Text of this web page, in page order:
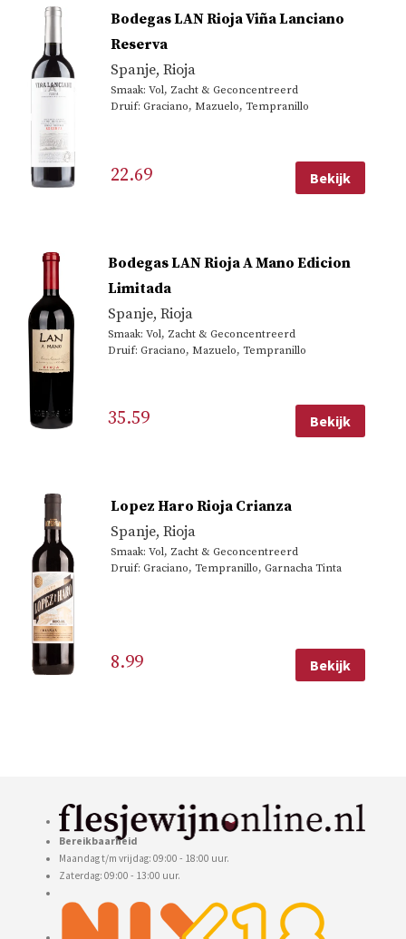
populariteit
Bodegas LAN Rioja Viña Lanciano
Reserva
Spanje, Rioja
Smaak: Vol, Zacht & Geconcentreerd
Druif: Graciano, Mazuelo, Tempranillo
22.69 Bekijk
Bodegas LAN Rioja A Mano Edicion
Limitada
Spanje,Rioja
Smaak: Vol, Zacht & Geconcentreerd
Druif: Graciano, Mazuelo, Tempranillo
35.59 Bekijk
Lopez Haro Rioja Crianza
Spanje, Rioja
Smaak: Vol, Zacht & Geconcentreerd
Druif: Graciano, Tempranillo, Garnacha Tinta
8.99 Bekijk
Bereikbaarheid
Maandag t/m vrijdag: 09:00 - 18:00 uur.
Zaterdag: 09:00 - 13:00 uur.